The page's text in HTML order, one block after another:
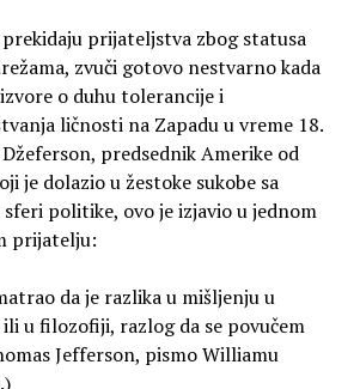
prekidaju prijateljstva zbog statusa
zvuči gotovo nestvarno kada
o duhu tolerancije i
ličnosti na Zapadu u vreme 18.
Džeferson, predsednik Amerike od
je dolazio u žestoke sukobe sa
politike, ovo je izjavio u jednom
prijatelju:
da je razlika u mišljenju u
u filozofiji, razlog da se povučem
Jefferson, pismo Williamu